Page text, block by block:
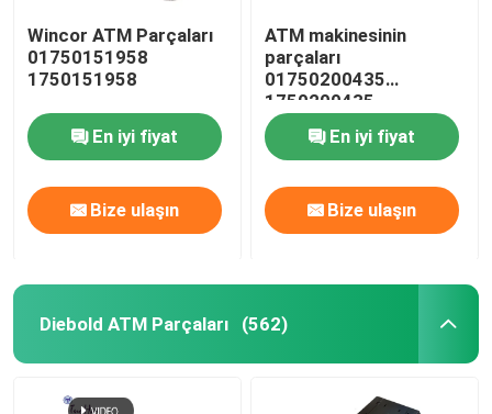
Wincor ATM Parçaları
01750151958
1750151958
En iyi fiyat
Bize ulaşın
ATM makinesinin
parçaları
01750200435
1750200435
En iyi fiyat
Bize ulaşın
Diebold ATM Parçaları (562)